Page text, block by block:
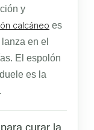
y
calcáneo es
en el
El espolón
es la